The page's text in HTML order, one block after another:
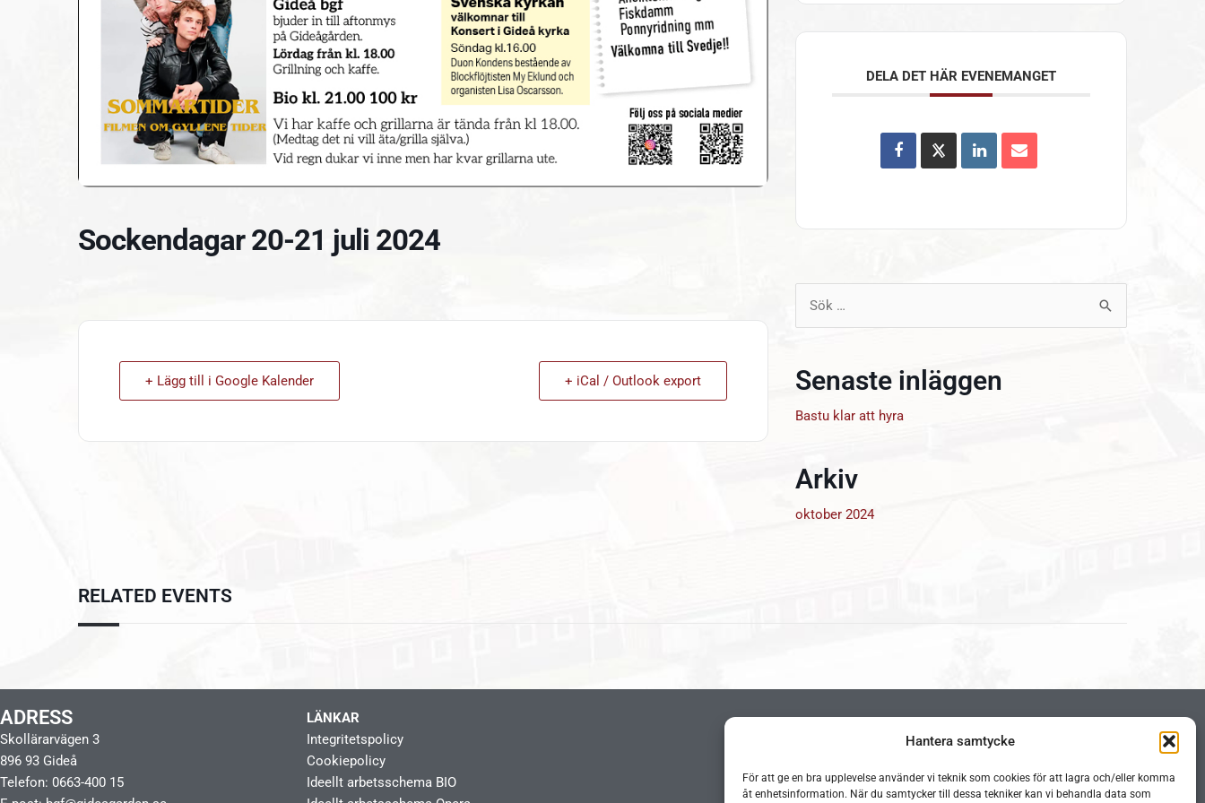
Hantera samtycke
För att ge en bra upplevelse använder vi teknik som cookies för att lagra och/eller komma
åt enhetsinformation. När du samtycker till dessa tekniker kan vi behandla data som
Sockendagar 20-21 juli 2024
+ Lägg till i Google Kalender + iCal / Outlook export
DELA DET HÄR EVENEMANGET
Sök
efter:
Senaste inläggen
Bastu klar att hyra
Arkiv
oktober 2024
RELATED EVENTS
ADRESS
Skollärarvägen 3
896 93 Gideå
Telefon: 0663-400 15
LÄNKAR
Integritetspolicy
Cookiepolicy
Ideellt arbetsschema BIO